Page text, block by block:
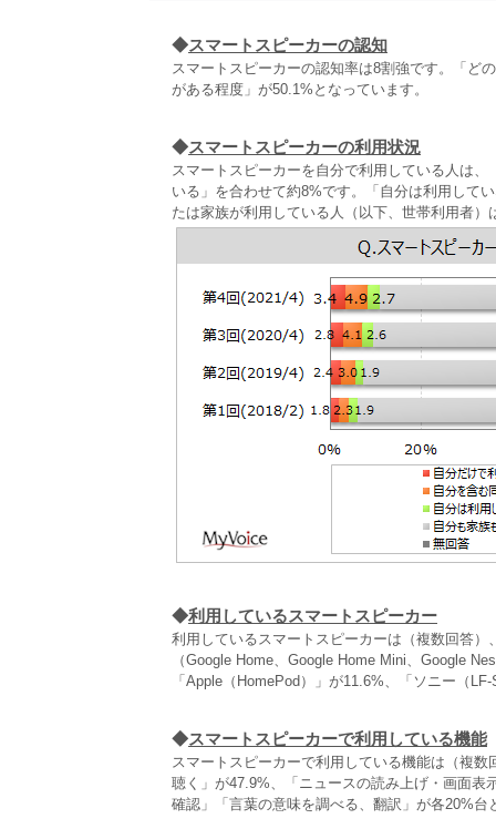
◆スマートスピーカーの認知
スマートスピーカーの認知率は8割強です。「ど
がある程度」が50.1%となっています。
◆スマートスピーカーの利用状況
スマートスピーカーを自分で利用している人は
いる」を合わせて約8%です。「自分は利用して
たは家族が利用している人（以下、世帯利用者）
◆利用しているスマートスピーカー
利用しているスマートスピーカーは（複数回答
（Google Home、Google Home Mini、Google
「Apple（HomePod）」が11.6%、「ソニー（
◆スマートスピーカーで利用している機能
スマートスピーカーで利用している機能は（複
聴く」が47.9%、「ニュースの読み上げ・画面
確認」「言葉の意味を調べる、翻訳」が各20%台